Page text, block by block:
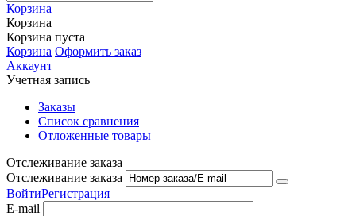
Корзина
Корзина
Корзина пуста
Корзина Оформить заказ
Аккаунт
Учетная запись
Заказы
Список сравнения
Отложенные товары
Отслеживание заказа
Отслеживание заказа
ВойтиРегистрация
E-mail